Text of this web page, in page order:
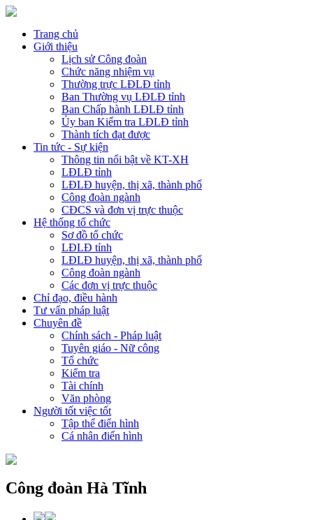
Trang chủ
Giới thiệu
Lịch sử Công đoàn
Chức năng nhiệm vụ
Thường trực LĐLĐ tỉnh
Ban Thường vụ LĐLĐ tỉnh
Ban Chấp hành LĐLĐ tỉnh
Ủy ban Kiểm tra LĐLĐ tỉnh
Thành tích đạt được
Tin tức - Sự kiện
Thông tin nổi bật về KT-XH
LĐLĐ tỉnh
LĐLĐ huyện, thị xã, thành phố
Công đoàn ngành
CĐCS và đơn vị trực thuộc
Hệ thống tổ chức
Sơ đồ tổ chức
LĐLĐ tỉnh
LĐLĐ huyện, thị xã, thành phố
Công đoàn ngành
Các đơn vị trực thuộc
Chỉ đạo, điều hành
Tư vấn pháp luật
Chuyên đề
Chính sách - Pháp luật
Tuyên giáo - Nữ công
Tổ chức
Kiểm tra
Tài chính
Văn phòng
Người tốt việc tốt
Tập thể điển hình
Cá nhân điển hình
Công đoàn Hà Tĩnh